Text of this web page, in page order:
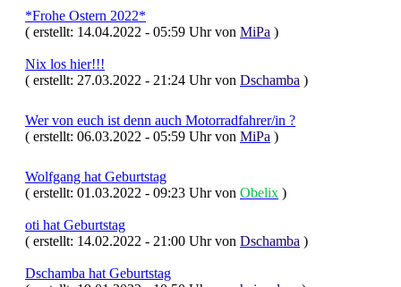
*Frohe Ostern 2022*
( erstellt: 14.04.2022 - 05:59 Uhr von MiPa )
Nix los hier!!!
( erstellt: 27.03.2022 - 21:24 Uhr von Dschamba )
Wer von euch ist denn auch Motorradfahrer/in ?
( erstellt: 06.03.2022 - 05:59 Uhr von MiPa )
Wolfgang hat Geburtstag
( erstellt: 01.03.2022 - 09:23 Uhr von Obelix )
oti hat Geburtstag
( erstellt: 14.02.2022 - 21:00 Uhr von Dschamba )
Dschamba hat Geburtstag